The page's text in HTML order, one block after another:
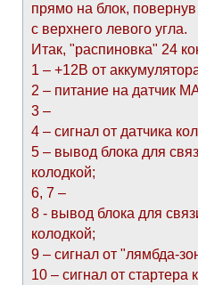
прямо на блок,
с верхнего левого угла.
Итак, "распиновка" 24
1 – +12В от
2 – питание на датчик
3 –
4 – сигнал от датчика
5 – вывод блока для
колодкой;
6, 7 –
8 - вывод блока для
колодкой;
9 – сигнал от "лямбда-
10 – сигнал от стартера